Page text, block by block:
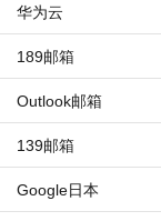
华为云
189邮箱
Outlook邮箱
139邮箱
Google日本